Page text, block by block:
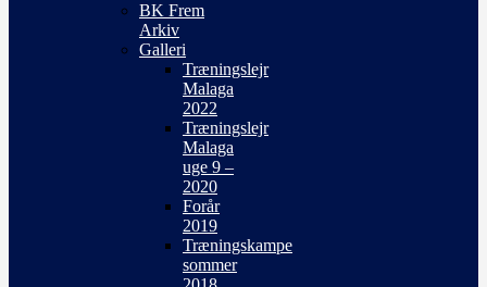
BK Frem
Arkiv
Galleri
Træningslejr
Malaga
2022
Træningslejr
Malaga
uge 9 –
2020
Forår
2019
Træningskampe
sommer